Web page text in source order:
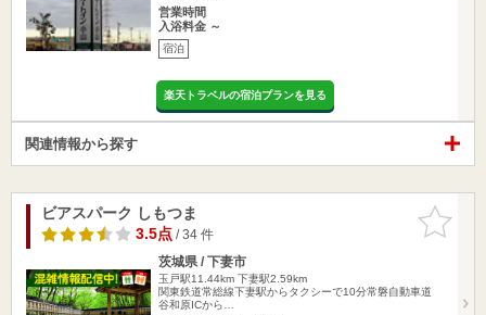
営業時間
入浴料金 ～
宿泊
楽天トラベルの宿泊プランを見る
関連情報から探す
お気に入
りに追加
ビアスパーク しもつま
3.5点/ 34 件
茨城県 / 下妻市
玉戸駅11.44km 下妻駅2.59km
関東鉄道常総線下妻駅からタクシーで10分常磐自動車道
谷和原ICから…